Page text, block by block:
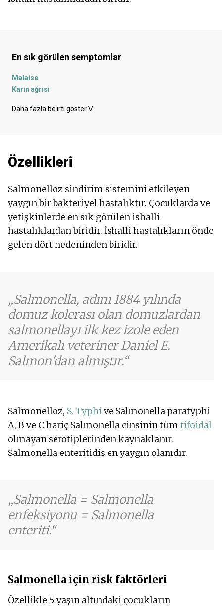
En sık görülen semptomlar
Malaise
Karın ağrısı
Karın bölgesinde kramplar
Mide bulantısı
Düşük kan basıncı
Kusma
Karaciğer büyümesi
Artan vücut ısısı
Daha fazla belirti gösterᐯ
Özellikleri
Salmonelloz sindirim sistemini etkileyen
yaygın bir bakteriyel hastalıktır. Çocuklarda ve
yetişkinlerde en sık görülen ishalli
hastalıklardan biridir. İshalli hastalıkların önde
gelen dört nedeninden biridir.
Salmonella, adını 1884 yılında
domuz kolerası olan domuzlardan
salmonellayı ilk kez izole eden
Amerikalı veteriner Daniel E.
Salmon'dan almıştır.
Salmonelloz, S. Typhive Salmonella paratyphi
A, B ve C hariç Salmonella cinsinin tüm tifoidal
olmayan serotiplerinden kaynaklanır.
Salmonella enteritidis en yaygın olanıdır.
Salmonella = Salmonella
enfeksiyonu = Salmonella
enteriti.
Salmonella için risk faktörleri
Özellikle 5 yaşın altındaki çocukların